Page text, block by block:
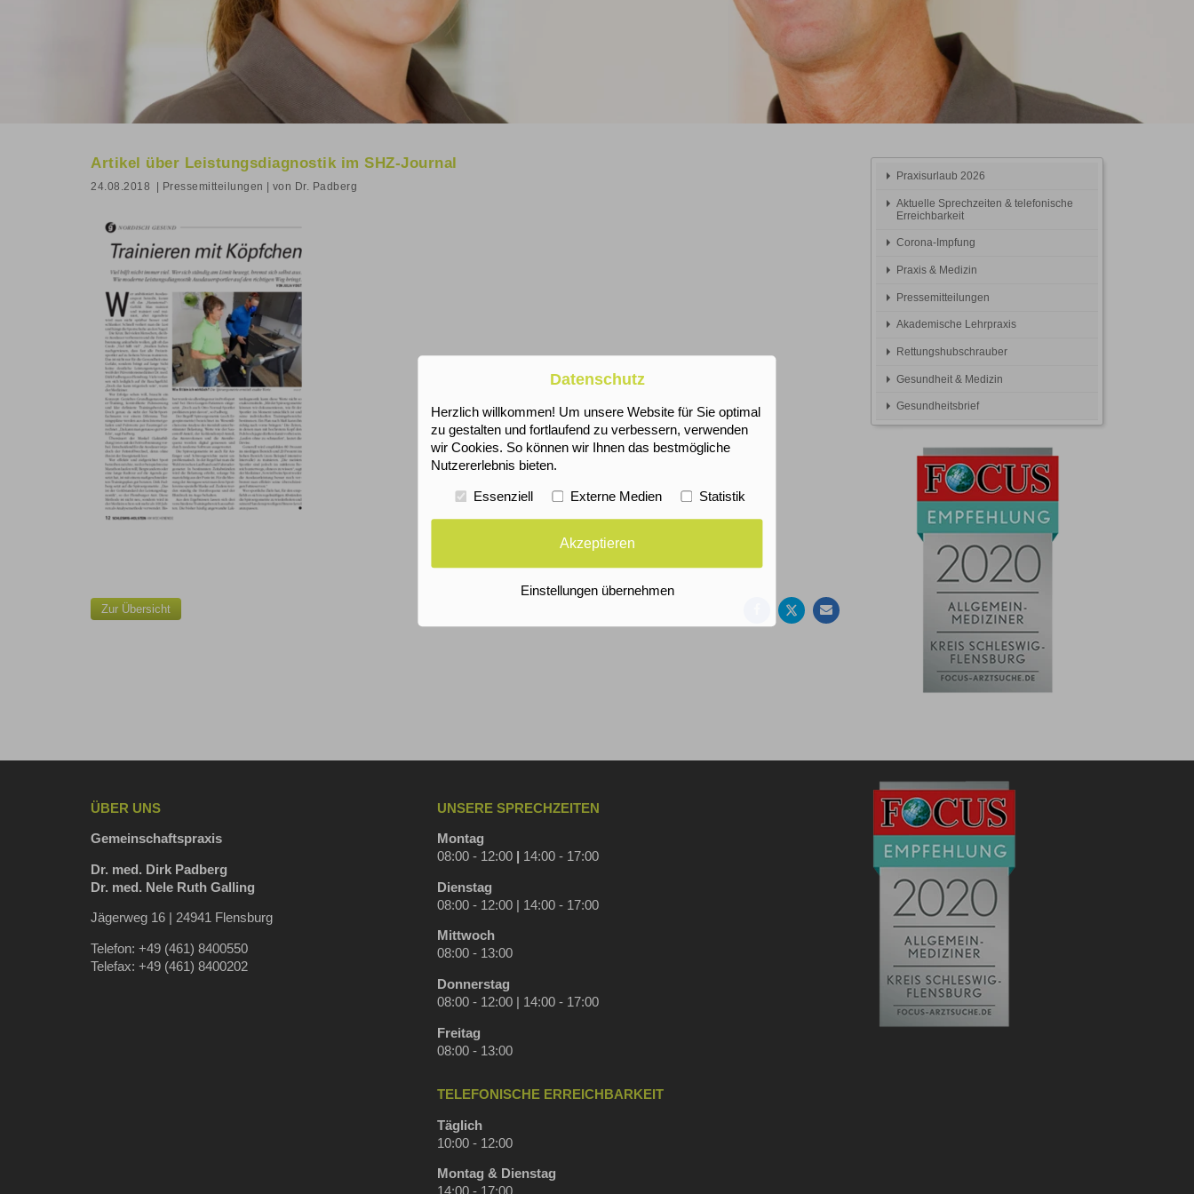
Artikel über Leistungsdiagnostik im SHZ-Journal
24.08.2018 | Pressemitteilungen | von Dr. Padberg
Zur Übersicht
teilen
teilen
Praxisurlaub 2026
Aktuelle Sprechzeiten & telefonische
Erreichbarkeit
Corona-Impfung
Praxis & Medizin
Pressemitteilungen
Akademische Lehrpraxis
Rettungshubschrauber
Gesundheit & Medizin
Gesundheitsbrief
ÜBER UNS
Gemeinschaftspraxis
Dr. med. Dirk Padberg
Dr. med. Nele Ruth Galling
Jägerweg 16 | 24941 Flensburg
Telefon: +49 (461) 8400550
Telefax: +49 (461) 8400202
UNSERE SPRECHZEITEN
Montag
08:00 - 12:00
14:00 - 17:00
Dienstag
08:00 - 12:00 | 14:00 - 17:00
Mittwoch
08:00 - 13:00
Donnerstag
08:00 - 12:00 | 14:00 - 17:00
Freitag
08:00 - 13:00
TELEFONISCHE ERREICHBARKEIT
Täglich
10:00 - 12:00
Montag & Dienstag
Datenschutz
Herzlich willkommen! Um unsere Website für Sie optimal
zu gestalten und fortlaufend zu verbessern, verwenden
wir Cookies. So können wir Ihnen das bestmögliche
Nutzererlebnis bieten.
Essenziell Externe Medien Statistik
Akzeptieren
Einstellungen übernehmen